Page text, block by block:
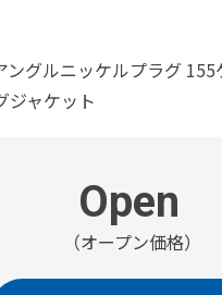
ングルニッケルプラグ 155
ジャケット
Open
（オープン価格）